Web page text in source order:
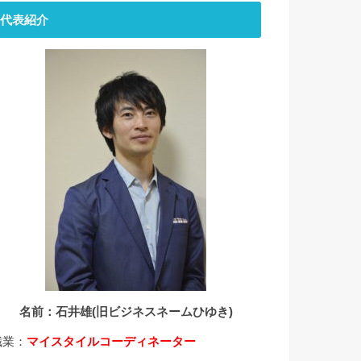
代表紹介
名前：石井雄(旧ビジネスネームひゆき)
： マイスタイルコーディネーター